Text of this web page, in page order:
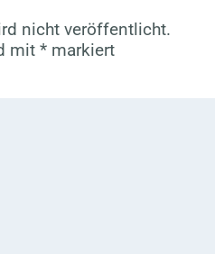
nicht veröffentlicht.
mit * markiert